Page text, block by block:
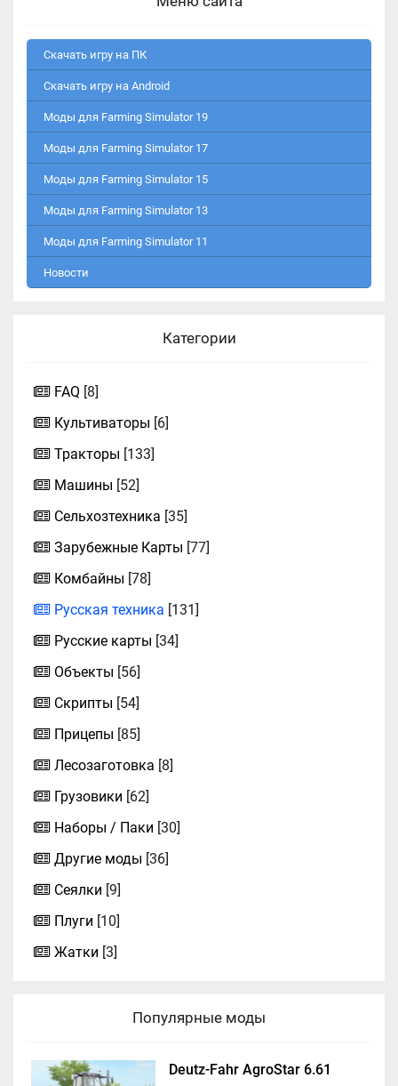
Скачать игру на ПК
Скачать игру на Android
Моды для Farming Simulator 19
Моды для Farming Simulator 17
Моды для Farming Simulator 15
Моды для Farming Simulator 13
Моды для Farming Simulator 11
Новости
Категории
FAQ [8]
Культиваторы [6]
Тракторы [133]
Машины [52]
Сельхозтехника [35]
Зарубежные Карты [77]
Комбайны [78]
Русская техника [131]
Русские карты [34]
Объекты [56]
Скрипты [54]
Прицепы [85]
Лесозаготовка [8]
Грузовики [62]
Наборы / Паки [30]
Другие моды [36]
Сеялки [9]
Плуги [10]
Жатки [3]
Популярные моды
Deutz-Fahr AgroStar 6.61